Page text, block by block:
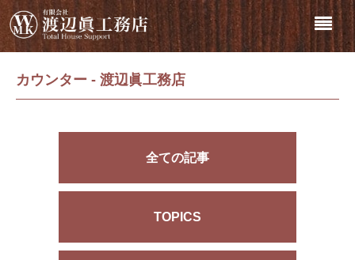
カウンター - 渡辺眞工務店
全ての記事
TOPICS